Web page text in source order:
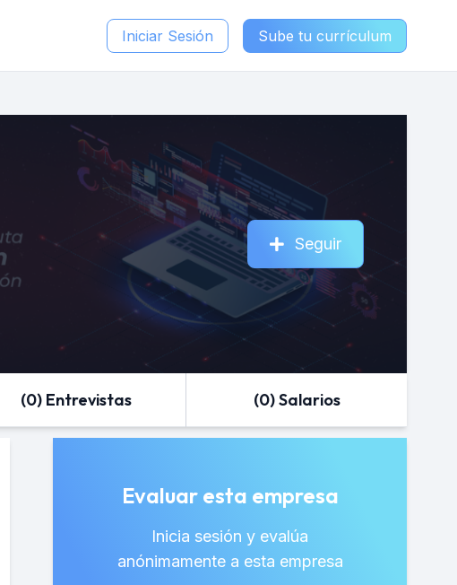
Iniciar Sesión Sube tu currículum
Seguir
(0) Entrevistas (0) Salarios
Evaluar esta empresa
Inicia sesión y evalúa
anónimamente a esta empresa